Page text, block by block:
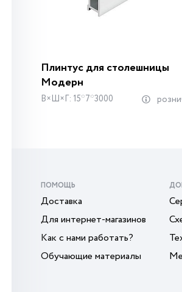
Плинтус для столешницы
Модерн
В×Ш×Г: 15*7*3000
ПОМОЩЬ
Доставка
Для интернет-магазинов
Как с нами работать?
Обучающие материалы